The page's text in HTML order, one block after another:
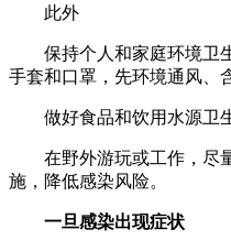
此外
保持个人和家庭环境卫生
手套和口罩，先环境通风、
做好食品和饮用水源卫生
在野外游玩或工作，尽量
施，降低感染风险。
一旦感染出现症状